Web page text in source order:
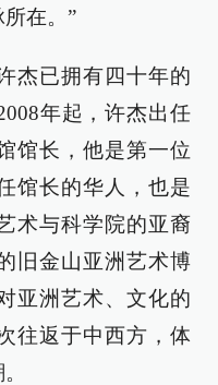
在。”
杰已拥有四十年的
年起，许杰出任
馆长，他是第一位
馆长的华人，也是
术与科学院的亚裔
旧金山亚洲艺术博
亚洲艺术、文化的
往返于中西方，体